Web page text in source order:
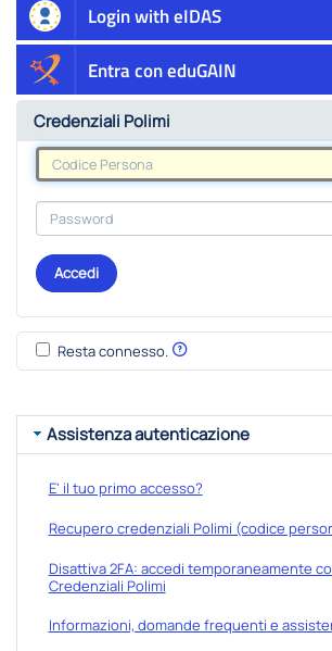
Login with eIDAS
Entra con eduGAIN
Credenziali Polimi
Accedi
Resta connesso.
Assistenza autenticazione
E' il tuo primo accesso?
Recupero credenziali Polimi (codice
Disattiva 2FA: accedi temporaneamente
Credenziali Polimi
Informazioni, domande frequenti e